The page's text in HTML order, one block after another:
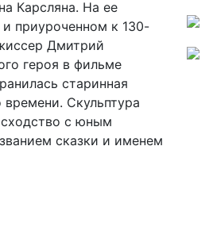
Карсляна. На ее
приуроченном к 130-
Дмитрий
героя в фильме
старинная
Скульптура
с юным
сказки и именем